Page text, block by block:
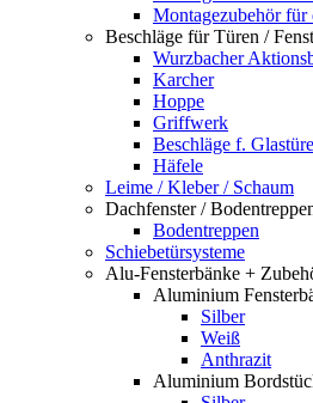
Montagezubehör für
Beschläge für Türen /
Wurzbacher
Karcher
Hoppe
Griffwerk
Beschläge f.
Häfele
Leime / Kleber / Schaum
Dachfenster /
Bodentreppen
Schiebetürsysteme
Alu-Fensterbänke +
Aluminium
Silber
Weiß
Anthrazit
Aluminium